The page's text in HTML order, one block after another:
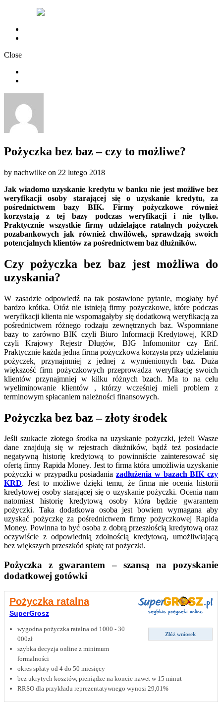
Close
Pożyczka bez baz – czy to możliwe?
by nachwilke on 22 lutego 2018
Jak wiadomo uzyskanie kredytu w banku nie jest możliwe bez
weryfikacji osoby starającej się o uzyskanie kredytu, za
pośrednictwem bazy BIK. Firmy pożyczkowe również
korzystają z tej bazy podczas weryfikacji i nie tylko.
Praktycznie wszystkie firmy udzielające ratalnych pożyczek
pozabankowych jak również chwilówek, sprawdzają swoich
potencjalnych klientów za pośrednictwem baz dłużników.
Czy pożyczka bez baz jest możliwa do
uzyskania?
W zasadzie odpowiedź na tak postawione pytanie, mogłaby być
bardzo krótka. Otóż nie istnieją firmy pożyczkowe, które podczas
weryfikacji klienta nie wspomagałyby się dodatkową weryfikacją za
pośrednictwem różnego rodzaju zewnętrznych baz. Wspomniane
bazy to zarówno BIK czyli Biuro Informacji Kredytowej, KRD
czyli Krajowy Rejestr Długów, BIG Infomonitor czy Erif.
Praktycznie każda jedna firma pożyczkowa korzysta przy udzielaniu
pożyczek, przynajmniej z jednej z wymienionych baz. Duża
większość firm pożyczkowych przeprowadza weryfikację swoich
klientów przynajmniej w kilku różnych bzach. Ma to na celu
wyeliminowanie klientów , którzy wcześniej mieli problem z
terminowym spłacaniem należności finansowych.
Pożyczka bez baz – złoty środek
Jeśli szukacie złotego środka na uzyskanie pożyczki, jeżeli Wasze
dane znajdują się w rejestrach dłużników, bądź też posiadacie
negatywną historię kredytową to powinniście zainteresować się
ofertą firmy Rapida Money. Jest to firma która umożliwia uzyskanie
pożyczki w przypadku posiadania zadłużenia w bazach BIK czy
KRD. Jest to możliwe dzięki temu, że firma nie ocenia historii
kredytowej osoby starającej się o uzyskanie pożyczki. Ocenia nam
natomiast historię kredytową osoby która będzie gwarantem
pożyczki. Taka dodatkowa osoba jest bowiem wymagana aby
uzyskać pożyczkę za pośrednictwem firmy pożyczkowej Rapida
Money. Powinna to być osoba z dobrą przeszłością kredytową oraz
oczywiście z odpowiednią zdolnością kredytową, umożliwiającą
bez większych przeszkód spłatę rat pożyczki.
Pożyczka z gwarantem – szansą na pozyskanie
dodatkowej gotówki
Pożyczka ratalna
SuperGrosz
Złóż wniosek
wygodna pożyczka ratalna od 1000 - 30
000zł
szybka decyzja online z minimum
formalności
okres spłaty od 4 do 50 miesięcy
bez ukrytych kosztów, pieniądze na koncie nawet w 15 minut
RRSO dla przykładu reprezentatywnego wynosi 29,01%